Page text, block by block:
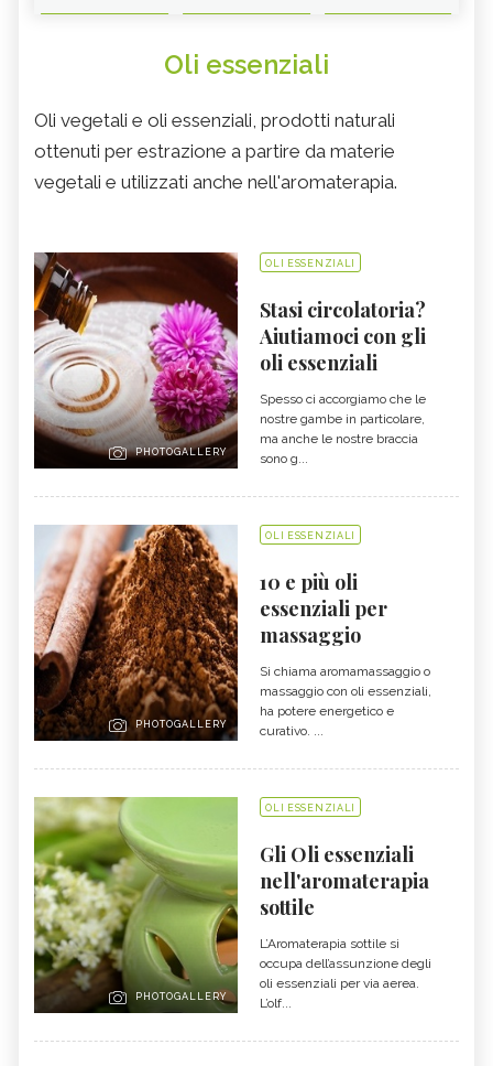
Oli essenziali
Oli vegetali e oli essenziali, prodotti naturali
ottenuti per estrazione a partire da materie
vegetali e utilizzati anche nell'aromaterapia.
PHOTOGALLERY
OLI ESSENZIALI
Stasi circolatoria?
Aiutiamoci con gli
oli essenziali
Spesso ci accorgiamo che le
nostre gambe in particolare,
ma anche le nostre braccia
sono g...
PHOTOGALLERY
OLI ESSENZIALI
10 e più oli
essenziali per
massaggio
Si chiama aromamassaggio o
massaggio con oli essenziali,
ha potere energetico e
curativo. ...
PHOTOGALLERY
OLI ESSENZIALI
Gli Oli essenziali
nell'aromaterapia
sottile
L’Aromaterapia sottile si
occupa dell’assunzione degli
oli essenziali per via aerea.
L’olf...